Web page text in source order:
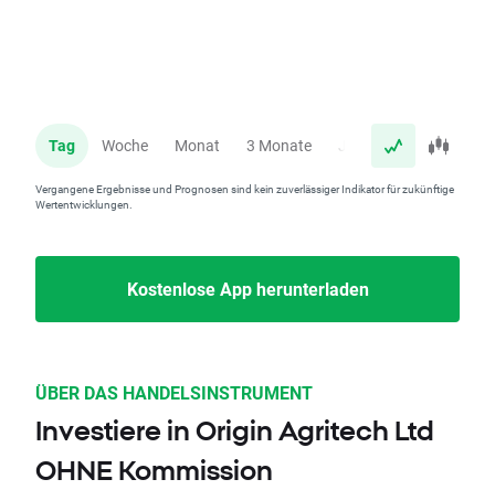
Tag Woche Monat 3 Monate Jahr
Vergangene Ergebnisse und Prognosen sind kein zuverlässiger Indikator für zukünftige
Wertentwicklungen.
Kostenlose App herunterladen
ÜBER DAS HANDELSINSTRUMENT
Investiere in Origin Agritech Ltd
OHNE Kommission